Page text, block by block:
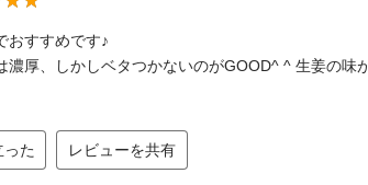
おすすめです♪
濃厚、しかしベタつかないのがGOOD^ ^ 生姜の味
た レビューを共有